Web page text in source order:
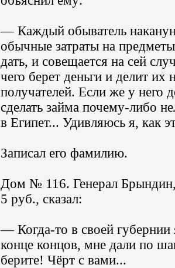
— Каждый обыватель
обычные затраты на
дать, и совещается на сей
чего берет деньги и делит их
получателей. Если же у него
сделать займа почему-либо
в Египет... Удивляюсь я, как
Записал его фамилию.
Дом № 116. Генерал
5 руб., сказал:
— Когда-то в своей губернии
конце концов, мне дали по
берите! Чёрт с вами...